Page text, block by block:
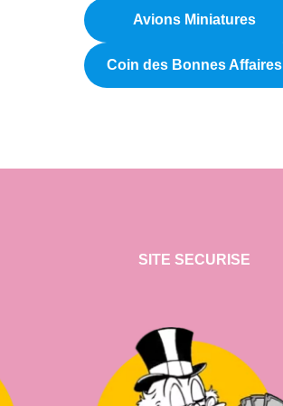
Avions Miniatures
Coin des Bonnes Affaires
SITE SECURISE